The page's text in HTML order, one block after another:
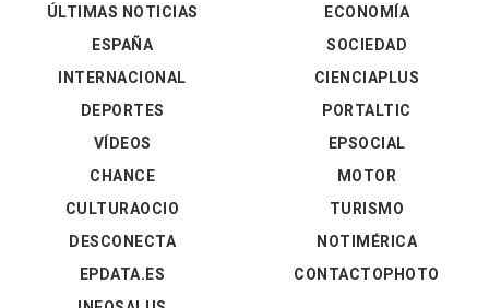
ÚLTIMAS NOTICIAS
ESPAÑA
INTERNACIONAL
DEPORTES
VÍDEOS
ECONOMÍA
SOCIEDAD
CIENCIAPLUS
PORTALTIC
EPSOCIAL
CHANCE
CULTURAOCIO
DESCONECTA
EPDATA.ES
MOTOR
TURISMO
NOTIMÉRICA
CONTACTOPHOTO